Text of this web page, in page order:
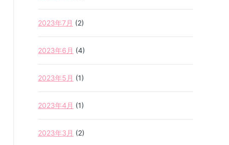
2023年7月 (2)
2023年6月 (4)
2023年5月 (1)
2023年4月 (1)
2023年3月 (2)